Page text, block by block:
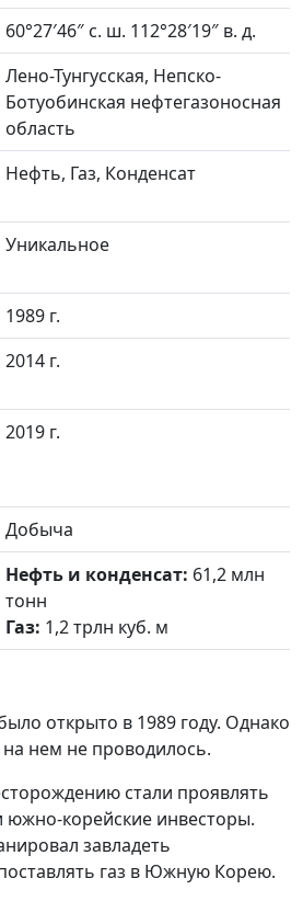
60°27′46″ с. ш. 112°28′19″ в. д.
Лено-Тунгусская, Непско-
Ботуобинская нефтегазоносная
область
Нефть, Газ, Конденсат
Уникальное
1989 г.
2014 г.
2019 г.
Добыча
Нефть и конденсат: 61,2 млн
тонн
Газ: 1,2 трлн куб. м
открыто в 1989 году. Однако
нем не проводилось.
стали проявлять
южно-корейские инвесторы.
завладеть
газ в Южную Корею.